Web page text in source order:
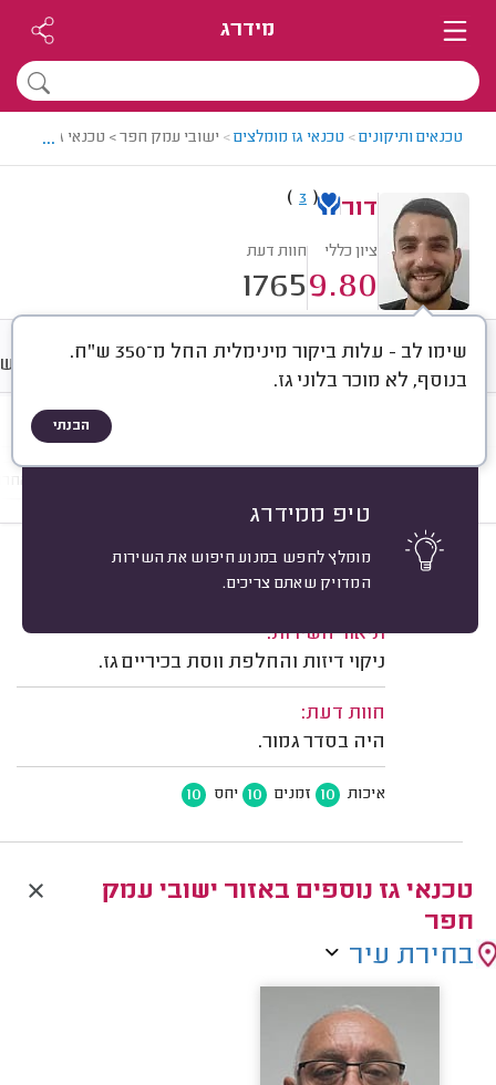
מידרג
טכנאים ותיקונים> טכנאי גז מומלצים> ישובי עמק חפר > טכנאי גז מומלץ
...
דור (
3
)
ציון כללי
9.80
חוות דעת
1765
שימו לב - עלות ביקור מינימלית החל מ־350 ש"ח.
בנוסף, לא מוכר בלוני גז.
הבנתי
טיפ ממידרג
מומלץ לחפש במנוע חיפוש את השירות
המדויק שאתם צריכים.
חוות דעת מחירים ממוצע
עבודות
הראל פרג, חופית.
משוב: 04/01/2026
תיאור השירות:
ניקוי דיזות והחלפת ווסת בכיריים גז.
חוות דעת:
היה בסדר גמור.
איכות 10 זמנים 10 יחס 10
10
טכנאי גז נוספים באזור ישובי עמק
חפר
בחירת עיר